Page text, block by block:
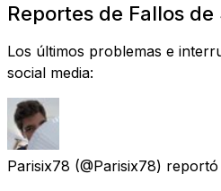
Reportes de Fallos de
Los últimos problemas e
social media:
Parisix78 (@Parisix78) reportó